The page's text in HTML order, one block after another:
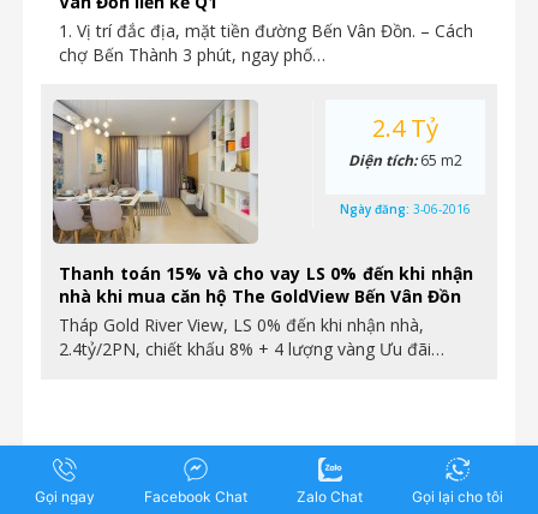
1. Vị trí đắc địa, mặt tiền đường Bến Vân Đồn. – Cách
chợ Bến Thành 3 phút, ngay phố…
Thanh toán 15% và cho vay LS 0% đến khi nhận
nhà khi mua căn hộ The GoldView Bến Vân Đồn
Tháp Gold River View, LS 0% đến khi nhận nhà,
2.4tỷ/2PN, chiết khấu 8% + 4 lượng vàng Ưu đãi…
2.4 Tỷ
Diện tích:65 m2
Ngày đăng: 3-06-2016
Gọi ngay Facebook Chat Zalo Chat Gọi lại cho tôi